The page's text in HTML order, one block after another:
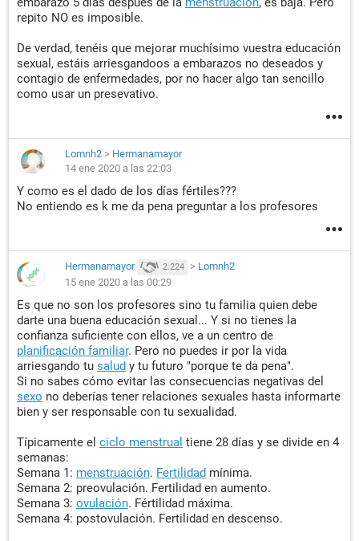
repito NO es imposible.
De verdad, tenéis que mejorar muchísimo vuestra educación
sexual, estáis arriesgandoos a embarazos no deseados y
contagio de enfermedades, por no hacer algo tan sencillo
como usar un presevativo.
Lomnh2 > Hermanamayor
14 ene 2020 a las 22:03
Y como es el dado de los días fértiles???
No entiendo es k me da pena preguntar a los profesores
Hermanamayor 2.224 > Lomnh2
15 ene 2020 a las 00:29
Es que no son los profesores sino tu familia quien debe
darte una buena educación sexual... Y si no tienes la
confianza suficiente con ellos, ve a un centro de
planificación familiar. Pero no puedes ir por la vida
arriesgando tu salud y tu futuro "porque te da pena".
Si no sabes cómo evitar las consecuencias negativas del
sexo no deberías tener relaciones sexuales hasta informarte
bien y ser responsable con tu sexualidad.
Típicamente el ciclo menstrual tiene 28 días y se divide en 4
semanas:
Semana 1: menstruación. Fertilidad mínima.
Semana 2: preovulación. Fertilidad en aumento.
Semana 3: ovulación. Fértilidad máxima.
Semana 4: postovulación. Fertilidad en descenso.